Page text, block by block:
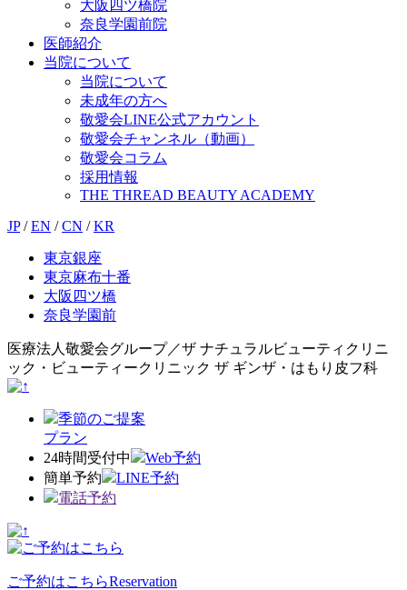
大阪四ツ橋院
奈良学園前院
医師紹介
当院について
当院について
未成年の方へ
敬愛会LINE公式アカウント
敬愛会チャンネル（動画）
敬愛会コラム
採用情報
THE THREAD BEAUTY ACADEMY
JP / EN / CN / KR
東京銀座
東京麻布十番
大阪四ツ橋
奈良学園前
医療法人敬愛会グループ／ザ ナチュラルビューティクリニ
ック・ビューティークリニック ザ ギンザ・はもり皮フ科
季節のご提案
プラン
24時間受付中
Web予約
簡単予約
LINE予約
電話予約
ご予約はこちらReservation